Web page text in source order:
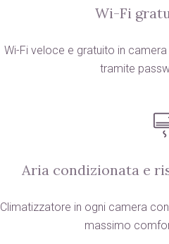
Wi-Fi
Wi-Fi veloce e gratuito in
tramite
Aria condizionata e
Climatizzatore in ogni camera
massimo